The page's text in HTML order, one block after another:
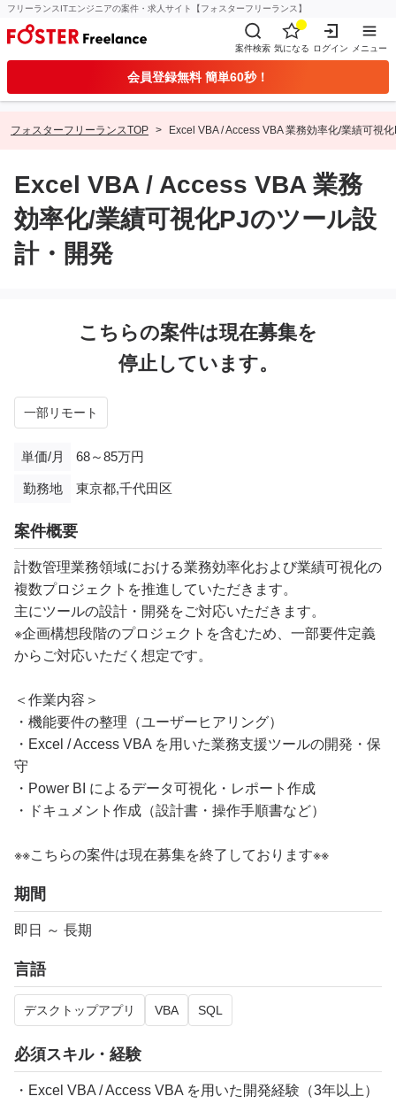
フリーランスITエンジニアの案件・求人サイト【フォスターフリーランス】
案件検索 気になる ログイン メニュー
会員登録無料 簡単60秒！
フォスターフリーランスTOP Excel VBA / Access VBA 業務効率化/業績可視
Excel VBA / Access VBA 業務
効率化/業績可視化PJのツール設
計・開発
こちらの案件は現在募集を
停止しています。
一部リモート
単価/月 68～85万円
勤務地 東京都,千代田区
案件概要
計数管理業務領域における業務効率化および業績可視化の
複数プロジェクトを推進していただきます。
主にツールの設計・開発をご対応いただきます。
※企画構想段階のプロジェクトを含むため、一部要件定義
からご対応いただく想定です。
＜作業内容＞
・機能要件の整理（ユーザーヒアリング）
・Excel / Access VBA を用いた業務支援ツールの開発・保
守
・Power BI によるデータ可視化・レポート作成
・ドキュメント作成（設計書・操作手順書など）
※※こちらの案件は現在募集を終了しております※※​
期間
即日 ～ 長期
言語
デスクトップアプリ VBA SQL
必須スキル・経験
・Excel VBA / Access VBA を用いた開発経験（3年以上）